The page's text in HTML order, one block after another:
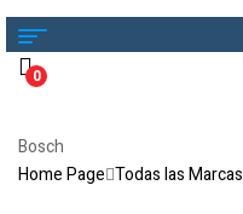
0
Bosch
Home Page Todas las Marcas